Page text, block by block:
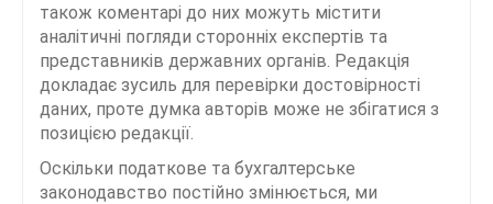
також коментарі до них можуть містити
аналітичні погляди сторонніх експертів та
представників державних органів. Редакція
докладає зусиль для перевірки достовірності
даних, проте думка авторів може не збігатися з
позицією редакції.
Оскільки податкове та бухгалтерське
законодавство постійно змінюється, ми